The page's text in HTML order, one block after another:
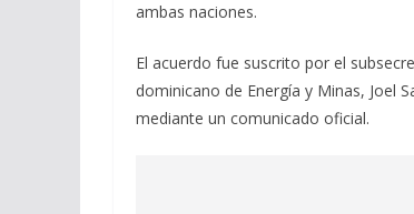
ambas naciones.
El acuerdo fue suscrito por el
dominicano de Energía y Minas, Joel
mediante un comunicado oficial.